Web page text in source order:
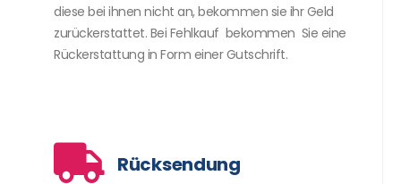
diese bei ihnen nicht an, bekommen sie ihr Geld
zurückerstattet. Bei Fehlkauf bekommen Sie eine
Rückerstattung in Form einer Gutschrift.
Rücksendung